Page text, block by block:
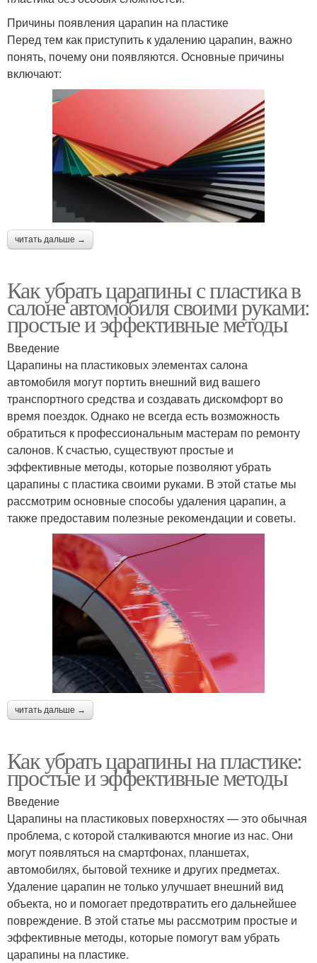
Причины появления царапин на пластике
Перед тем как приступить к удалению царапин, важно
понять, почему они появляются. Основные причины
включают:
читать дальше →
Как убрать царапины с пластика в
салоне автомобиля своими руками:
простые и эффективные методы
Введение
Царапины на пластиковых элементах салона
автомобиля могут портить внешний вид вашего
транспортного средства и создавать дискомфорт во
время поездок. Однако не всегда есть возможность
обратиться к профессиональным мастерам по ремонту
салонов. К счастью, существуют простые и
эффективные методы, которые позволяют убрать
царапины с пластика своими руками. В этой статье мы
рассмотрим основные способы удаления царапин, а
также предоставим полезные рекомендации и советы.
читать дальше →
Как убрать царапины на пластике:
простые и эффективные методы
Введение
Царапины на пластиковых поверхностях — это обычная
проблема, с которой сталкиваются многие из нас. Они
могут появляться на смартфонах, планшетах,
автомобилях, бытовой технике и других предметах.
Удаление царапин не только улучшает внешний вид
объекта, но и помогает предотвратить его дальнейшее
повреждение. В этой статье мы рассмотрим простые и
эффективные методы, которые помогут вам убрать
царапины на пластике.